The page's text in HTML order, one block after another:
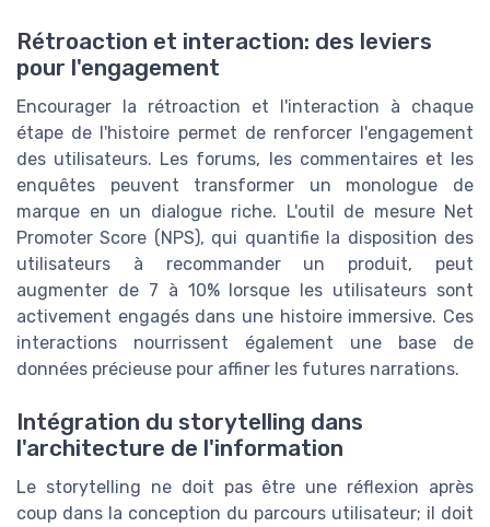
Rétroaction et interaction: des leviers
pour l'engagement
Encourager la rétroaction et l'interaction à chaque
étape de l'histoire permet de renforcer l'engagement
des utilisateurs. Les forums, les commentaires et les
enquêtes peuvent transformer un monologue de
marque en un dialogue riche. L'outil de mesure Net
Promoter Score (NPS), qui quantifie la disposition des
utilisateurs à recommander un produit, peut
augmenter de 7 à 10% lorsque les utilisateurs sont
activement engagés dans une histoire immersive. Ces
interactions nourrissent également une base de
données précieuse pour affiner les futures narrations.
Intégration du storytelling dans
l'architecture de l'information
Le storytelling ne doit pas être une réflexion après
coup dans la conception du parcours utilisateur; il doit